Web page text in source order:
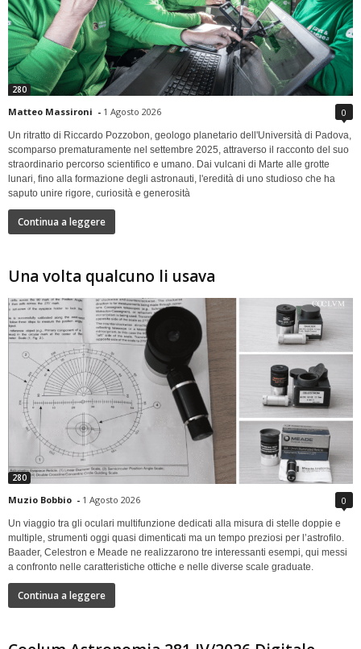
280
Matteo Massironi - 1 Agosto 2026 0
Un ritratto di Riccardo Pozzobon, geologo planetario dell'Università di Padova,
scomparso prematuramente nel settembre 2025, attraverso il racconto del suo
straordinario percorso scientifico e umano. Dai vulcani di Marte alle grotte
lunari, fino alla formazione degli astronauti, l'eredità di uno studioso che ha
saputo unire rigore, curiosità e generosità
Continua a leggere
Una volta qualcuno li usava
280
Muzio Bobbio - 1 Agosto 2026 0
Un viaggio tra gli oculari multifunzione dedicati alla misura di stelle doppie e
multiple, strumenti oggi quasi dimenticati ma un tempo preziosi per l’astrofilo.
Baader, Celestron e Meade ne realizzarono tre interessanti esempi, qui messi
a confronto nelle caratteristiche ottiche e nelle diverse scale graduate.
Continua a leggere